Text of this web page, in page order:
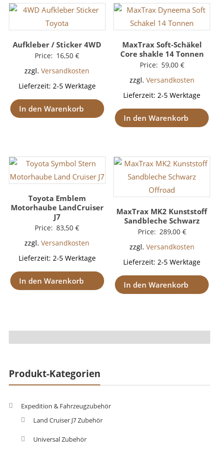
Aufkleber / Sticker 4WD
Price: 16,50€
zzgl.Versandkosten
Lieferzeit: 2-5 Werktage
In den Warenkorb
MaxTrax Soft-Schäkel
Core shakle 14 Tonnen
Price: 59,00 €
zzgl. Versandkosten
Lieferzeit:2-5 Werktage
In den Warenkorb
Toyota Emblem
Motorhaube LandCruiser
J7
Price: 83,50€
zzgl.Versandkosten
Lieferzeit: 2-5 Werktage
In den Warenkorb
MaxTrax MK2 Kunststoff
Sandbleche Schwarz
Price: 289,00 €
zzgl. Versandkosten
Lieferzeit:2-5 Werktage
In den Warenkorb
Produkt-Kategorien
Expedition & Fahrzeugzubehör
Land Cruiser J7 Zubehör
Universal Zubehör